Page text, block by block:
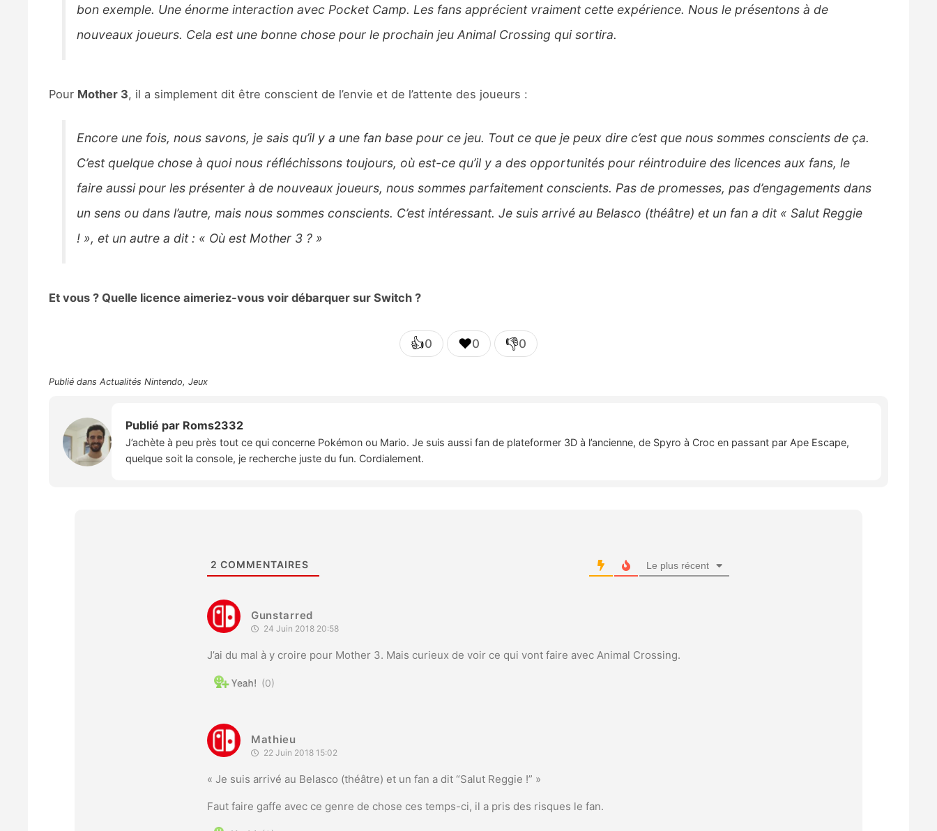
bon exemple. Une énorme interaction avec Pocket Camp. Les fans apprécient vraiment cette expérience. Nous le présentons à de
nouveaux joueurs. Cela est une bonne chose pour le prochain jeu Animal Crossing qui sortira.
Pour Mother 3, il a simplement dit être conscient de l’envie et de l’attente des joueurs :
Encore une fois, nous savons, je sais qu’il y a une fan base pour ce jeu. Tout ce que je peux dire c’est que nous sommes conscients de ça.
C’est quelque chose à quoi nous réfléchissons toujours, où est-ce qu’il y a des opportunités pour réintroduire des licences aux fans, le
faire aussi pour les présenter à de nouveaux joueurs, nous sommes parfaitement conscients. Pas de promesses, pas d’engagements dans
un sens ou dans l’autre, mais nous sommes conscients. C’est intéressant. Je suis arrivé au Belasco (théâtre) et un fan a dit « Salut Reggie
! », et un autre a dit : « Où est Mother 3 ? »
Et vous ? Quelle licence aimeriez-vous voir débarquer sur Switch ?
👍0 ❤️0 👎0
Publié dans Actualités Nintendo, Jeux
Publié par Roms2332
J’achète à peu près tout ce qui concerne Pokémon ou Mario. Je suis aussi fan de plateformer 3D à l’ancienne, de Spyro à Croc en passant par Ape Escape,
quelque soit la console, je recherche juste du fun. Cordialement.
2 COMMENTAIRES Le plus récent
Gunstarred
24 Juin 2018 20:58
J’ai du mal à y croire pour Mother 3. Mais curieux de voir ce qui vont faire avec Animal Crossing.
0
Mathieu
22 Juin 2018 15:02
« Je suis arrivé au Belasco (théâtre) et un fan a dit “Salut Reggie !” »
Faut faire gaffe avec ce genre de chose ces temps-ci, il a pris des risques le fan.